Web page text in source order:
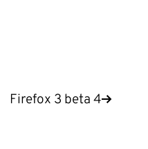
Firefox 3 beta 4